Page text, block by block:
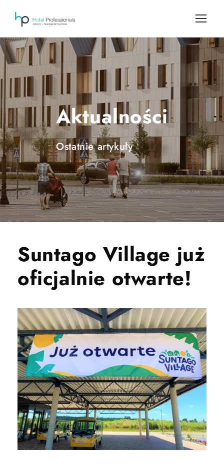
Aktualności
Ostatnie artykuły
Suntago Village już
oficjalnie otwarte!